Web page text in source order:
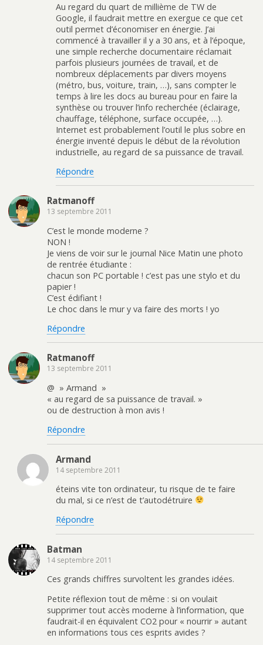
Au regard du quart de millième de TW de
Google, il faudrait mettre en exergue ce que cet
outil permet d’économiser en énergie. J’ai
commencé à travailler il y a 30 ans, et à l’époque,
une simple recherche documentaire réclamait
parfois plusieurs journées de travail, et de
nombreux déplacements par divers moyens
(métro, bus, voiture, train, …), sans compter le
temps à lire les docs au bureau pour en faire la
synthèse ou trouver l’info recherchée (éclairage,
chauffage, téléphone, surface occupée, …).
Internet est probablement l’outil le plus sobre en
énergie inventé depuis le début de la révolution
industrielle, au regard de sa puissance de travail.
Répondre
Ratmanoff
13 septembre 2011
C’est le monde moderne ?
NON !
Je viens de voir sur le journal Nice Matin une photo
de rentrée étudiante :
chacun son PC portable ! c’est pas une stylo et du
papier !
C’est édifiant !
Le choc dans le mur y va faire des morts ! yo
Répondre
Ratmanoff
13 septembre 2011
@ » Armand »
« au regard de sa puissance de travail. »
ou de destruction à mon avis !
Répondre
Armand
14 septembre 2011
éteins vite ton ordinateur, tu risque de te faire
du mal, si ce n’est de t’autodétruire
Répondre
Batman
14 septembre 2011
Ces grands chiffres survoltent les grandes idées.
Petite réflexion tout de même : si on voulait
supprimer tout accès moderne à l’information, que
faudrait-il en équivalent CO2 pour « nourrir » autant
en informations tous ces esprits avides ?